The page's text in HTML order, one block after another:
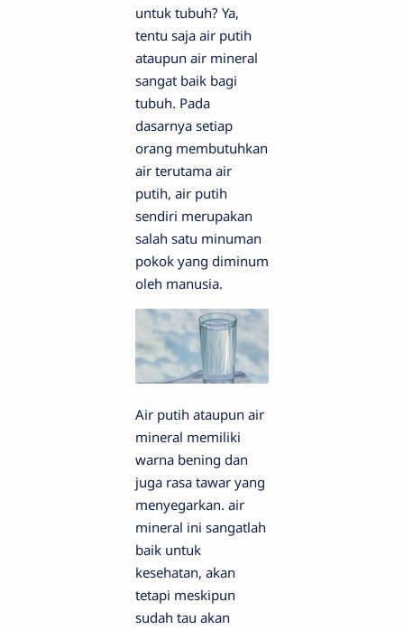
untuk tubuh? Ya,
tentu saja air putih
ataupun air mineral
sangat baik bagi
tubuh. Pada
dasarnya setiap
orang membutuhkan
air terutama air
putih, air putih
sendiri merupakan
salah satu minuman
pokok yang diminum
oleh manusia.
Air putih ataupun air
mineral memiliki
warna bening dan
juga rasa tawar yang
menyegarkan. air
mineral ini sangatlah
baik untuk
kesehatan, akan
tetapi meskipun
sudah tau akan